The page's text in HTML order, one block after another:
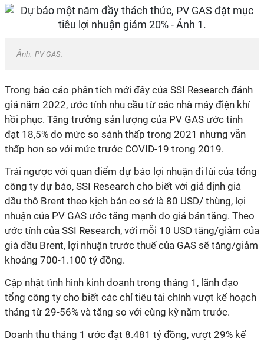
Ảnh: PV GAS.
Trong báo cáo phân tích mới đây của SSI Research đánh
giá năm 2022, ước tính nhu cầu từ các nhà máy điện khí
hồi phục. Tăng trưởng sản lượng của PV GAS ước tính
đạt 18,5% do mức so sánh thấp trong 2021 nhưng vẫn
thấp hơn so với mức trước COVID-19 trong 2019.
Trái ngược với quan điểm dự báo lợi nhuận đi lùi của tổng
công ty dự báo, SSI Research cho biết với giả định giá
dầu thô Brent theo kịch bản cơ sở là 80 USD/ thùng, lợi
nhuận của PV GAS ước tăng mạnh do giá bán tăng. Theo
ước tính của SSI Research, với mỗi 10 USD tăng/giảm của
giá dầu Brent, lợi nhuận trước thuế của GAS sẽ tăng/giảm
khoảng 700-1.100 tỷ đồng.
Cập nhật tình hình kinh doanh trong tháng 1, lãnh đạo
tổng công ty cho biết các chỉ tiêu tài chính vượt kế hoạch
tháng từ 29-56% và tăng so với cùng kỳ năm trước.
Doanh thu tháng 1 ước đạt 8.481 tỷ đồng, vượt 29% kế